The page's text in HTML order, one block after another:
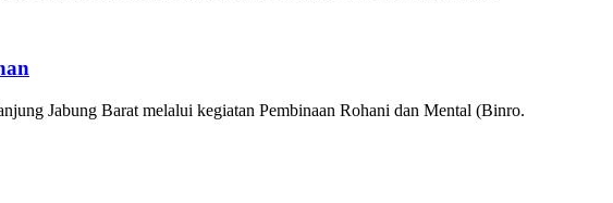
Jabung Barat melalui kegiatan Pembinaan Rohani dan Mental (Binro.